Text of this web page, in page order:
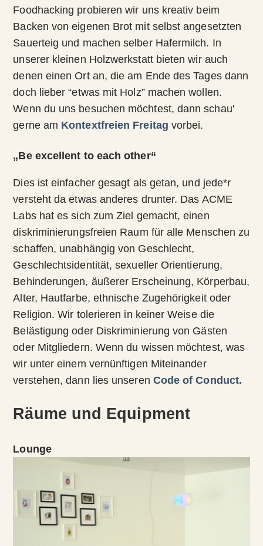
Foodhacking probieren wir uns kreativ beim
Backen von eigenen Brot mit selbst angesetzten
Sauerteig und machen selber Hafermilch. In
unserer kleinen Holzwerkstatt bieten wir auch
denen einen Ort an, die am Ende des Tages dann
doch lieber “etwas mit Holz” machen wollen.
Wenn du uns besuchen möchtest, dann schau'
gerne am Kontextfreien Freitag vorbei.
„Be excellent to each other“
Dies ist einfacher gesagt als getan, und jede*r
versteht da etwas anderes drunter. Das ACME
Labs hat es sich zum Ziel gemacht, einen
diskriminierungsfreien Raum für alle Menschen zu
schaffen, unabhängig von Geschlecht,
Geschlechtsidentität, sexueller Orientierung,
Behinderungen, äußerer Erscheinung, Körperbau,
Alter, Hautfarbe, ethnische Zugehörigkeit oder
Religion. Wir tolerieren in keiner Weise die
Belästigung oder Diskriminierung von Gästen
oder Mitgliedern. Wenn du wissen möchtest, was
wir unter einem vernünftigen Miteinander
verstehen, dann lies unseren Code of Conduct.
Räume und Equipment
Lounge